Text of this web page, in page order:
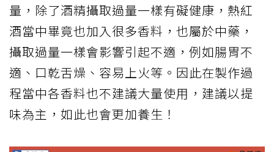
量，除了酒精攝取過量一樣有礙健康，熱紅
酒當中畢竟也加入很多香料，也屬於中藥，
攝取過量一樣會影響引起不適，例如腸胃不
適、口乾舌燥、容易上火等。因此在製作過
程當中各香料也不建議大量使用，建議以提
味為主，如此也會更加養生！